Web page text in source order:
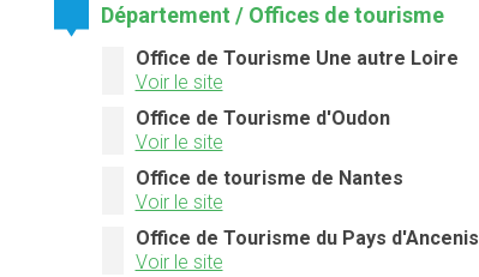
Département / Offices de tourisme
Office de Tourisme Une autre Loire
Voir le site
Office de Tourisme d'Oudon
Voir le site
Office de tourisme de Nantes
Voir le site
Office de Tourisme du Pays d'Ancenis
Voir le site